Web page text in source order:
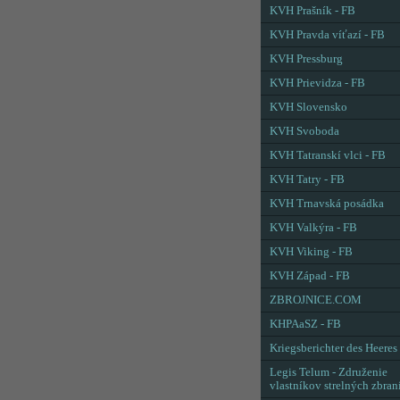
KVH Prašník - FB
KVH Pravda víťazí - FB
KVH Pressburg
KVH Prievidza - FB
KVH Slovensko
KVH Svoboda
KVH Tatranskí vlci - FB
KVH Tatry - FB
KVH Trnavská posádka
KVH Valkýra - FB
KVH Viking - FB
KVH Západ - FB
ZBROJNICE.COM
KHPAaSZ - FB
Kriegsberichter des Heeres
Legis Telum - Združenie
vlastníkov strelných